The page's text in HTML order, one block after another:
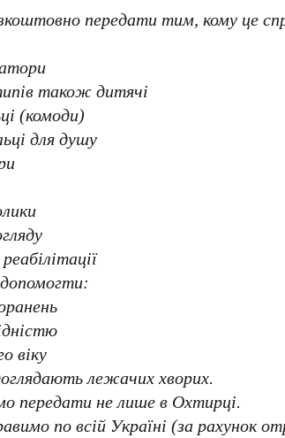
передати тим, кому це
також дитячі
(комоди)
для душу
віку
лежачих хворих.
передати не лише в Охтирці.
по всій Україні (за рахунок